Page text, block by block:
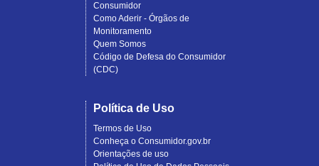
Consumidor
Como Aderir - Órgãos de
Monitoramento
Quem Somos
Código de Defesa do Consumidor
(CDC)
Política de Uso
Termos de Uso
Conheça o Consumidor.gov.br
Orientações de uso